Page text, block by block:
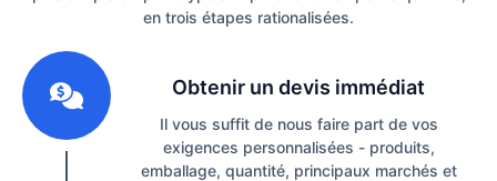
en trois étapes rationalisées.
Obtenir un devis immédiat
Il vous suffit de nous faire part de vos
exigences personnalisées - produits,
emballage, quantité, principaux marchés et